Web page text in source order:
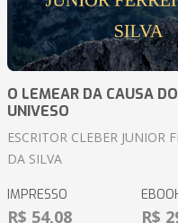
O LEMEAR DA CAUSA DO
UNIVESO
ESCRITOR CLEBER JUNIOR
DA SILVA
IMPRESSO
R$ 54,08 R$